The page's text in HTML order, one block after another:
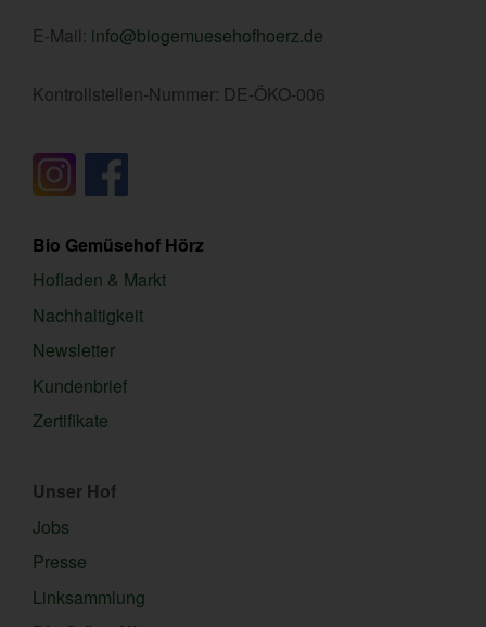
E-Mail: info@biogemuesehofhoerz.de
Kontrollstellen-Nummer: DE-ÖKO-006
Bio Gemüsehof Hörz
Hofladen & Markt
Nachhaltigkeit
Newsletter
Kundenbrief
Zertifikate
Unser Hof
Jobs
Presse
Linksammlung